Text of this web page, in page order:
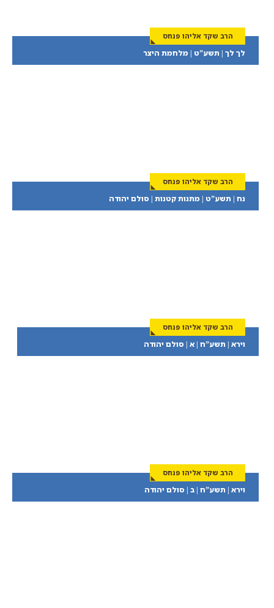
הרב שקד אליהו פנחס
לך לך | תשע”ט | מלחמת היצר
הרב שקד אליהו פנחס
נח | תשע”ט | מתנות קטנות | סולם יהודה
הרב שקד אליהו פנחס
וירא | תשע”ח | א | סולם יהודה
הרב שקד אליהו פנחס
וירא | תשע”ח | ב | סולם יהודה